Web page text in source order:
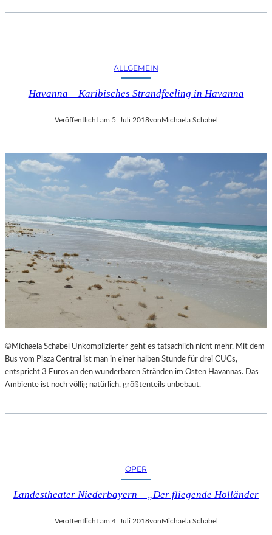
ALLGEMEIN
Havanna – Karibisches Strandfeeling in Havanna
Veröffentlicht am:5. Juli 2018vonMichaela Schabel
©Michaela Schabel Unkomplizierter geht es tatsächlich nicht mehr. Mit dem
Bus vom Plaza Central ist man in einer halben Stunde für drei CUCs,
entspricht 3 Euros an den wunderbaren Stränden im Osten Havannas. Das
Ambiente ist noch völlig natürlich, größtenteils unbebaut.
OPER
Landestheater Niederbayern – „Der fliegende Holländer
Veröffentlicht am:4. Juli 2018vonMichaela Schabel